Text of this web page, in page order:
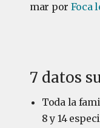
mar por Foca
7 datos
Toda la
8 y 14